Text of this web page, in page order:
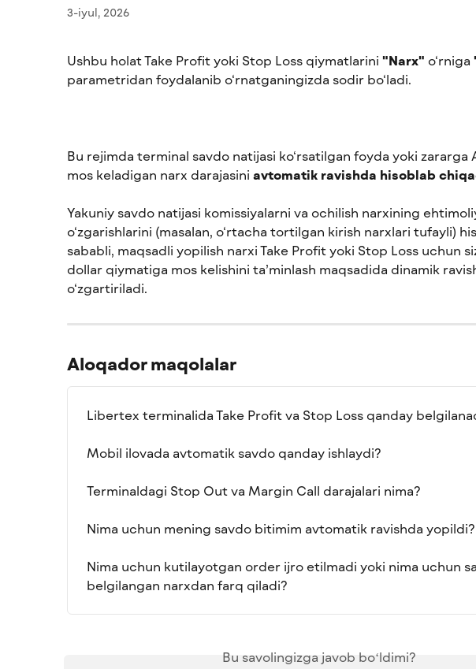
3-iyul, 2026
Ushbu holat Take Profit yoki Stop Loss qiymatlarini "Narx" o‘rniga
parametridan foydalanib o‘rnatganingizda sodir bo‘ladi.
Bu rejimda terminal savdo natijasi ko‘rsatilgan foyda yoki zararga
mos keladigan narx darajasini avtomatik ravishda hisoblab
Yakuniy savdo natijasi komissiyalarni va ochilish narxining
o‘zgarishlarini (masalan, o‘rtacha tortilgan kirish narxlari tufayli)
sababli, maqsadli yopilish narxi Take Profit yoki Stop Loss uchun
dollar qiymatiga mos kelishini ta’minlash maqsadida dinamik
o‘zgartiriladi.
Aloqador maqolalar
Libertex terminalida Take Profit va Stop Loss qanday
Mobil ilovada avtomatik savdo qanday ishlaydi?
Terminaldagi Stop Out va Margin Call darajalari nima?
Nima uchun mening savdo bitimim avtomatik ravishda yopildi?
Nima uchun kutilayotgan order ijro etilmadi yoki nima uchun
belgilangan narxdan farq qiladi?
Bu savolingizga javob boʻldimi?